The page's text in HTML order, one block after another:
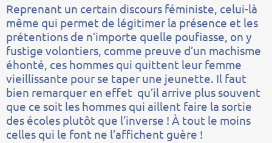
Reprenant un certain discours féministe, celui-là
même qui permet de légitimer la présence et les
prétentions de n’importe quelle poufiasse, on y
fustige volontiers, comme preuve d’un machisme
éhonté, ces hommes qui quittent leur femme
vieillissante pour se taper une jeunette. Il faut
bien remarquer en effet qu’il arrive plus souvent
que ce soit les hommes qui aillent faire la sortie
des écoles plutôt que l’inverse ! À tout le moins
celles qui le font ne l’affichent guère !